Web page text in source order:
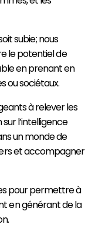
subie ; nous
le potentiel de
en prenant en
ou sociétaux.
à relever les
sur l’intelligence
un monde de
et accompagner
pour permettreà
en générant de la